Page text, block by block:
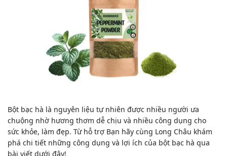
Bột bạc hà là nguyên liệu tự nhiên được nhiều người ưa
chuộng nhờ hương thơm dễ chịu và nhiều công dụng cho
sức khỏe, làm đẹp. Từ hỗ trợ Bạn hãy cùng Long Châu khám
phá chi tiết những công dụng và lợi ích của bột bạc hà qua
bài viết dưới đây!